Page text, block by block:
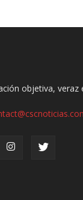
objetiva, veraz